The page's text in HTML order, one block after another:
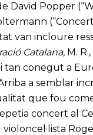
Popper
van incloure
Catalana, M.
tan conegut a
a semblar
que fou
concert al